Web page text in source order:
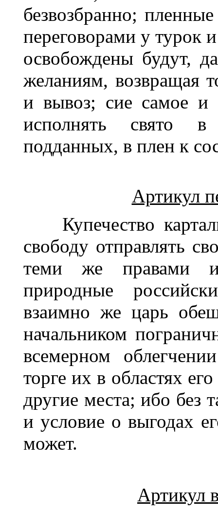
безвозбранно;
переговорами у турок
освобождены будут,
желаниям, возвращая
и вывоз; сие самое и
исполнять свято в
подданных, в плен к
Артикул
Купечество
свободу отправлять
теми же правами и
природные
взаимно же царь
начальником
всемерном
торге их в областях
другие места; ибо без
и условие о выгодах
может.
Артикул